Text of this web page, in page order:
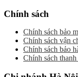
Chính sách
Chính sách bảo
Chính sách vận
Chính sách bảo
Chính sách thanh